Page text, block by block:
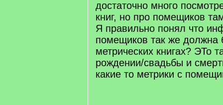
достаточно много
книг, но про помещиков
Я правильно понял что
помещиков так же должна
метрических книгах? ЭТо
рождении/свадьбы и
какие то метрики с